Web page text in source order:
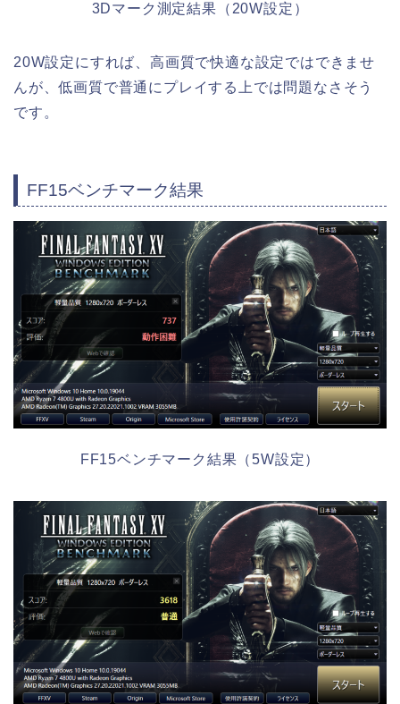
3Dマーク測定結果（20W設定）
20W設定にすれば、高画質で快適な設定ではできませ
んが、低画質で普通にプレイする上では問題なさそう
です。
FF15ベンチマーク結果
FF15ベンチマーク結果（5W設定）